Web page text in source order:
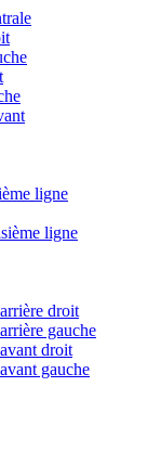
ligne
ligne
droit
gauche
droit
gauche